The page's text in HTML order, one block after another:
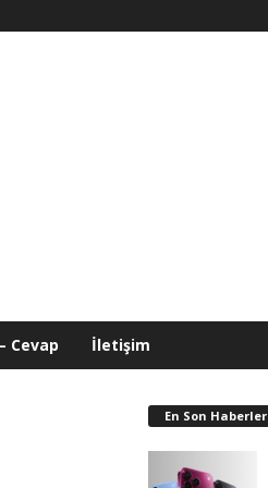
Cevap İletişim
En Son Haberler